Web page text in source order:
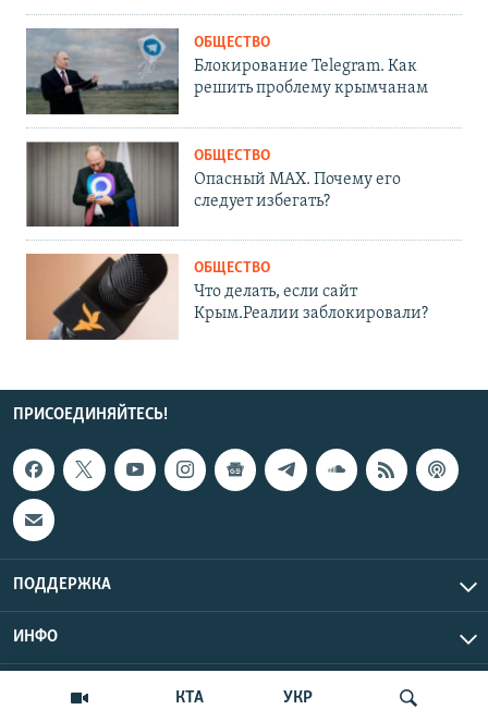
КТА УКР
ОБЩЕСТВО
Блокирование Telegram. Как
решить проблему крымчанам
ОБЩЕСТВО
Опасный MAX. Почему его
следует избегать?
ОБЩЕСТВО
Что делать, если сайт
Крым.Реалии заблокировали?
ПРИСОЕДИНЯЙТЕСЬ!
ПОДДЕРЖКА
ИНФО
Copyright Крым.Реалии, 2026 | Все права защищены.
UTC+3